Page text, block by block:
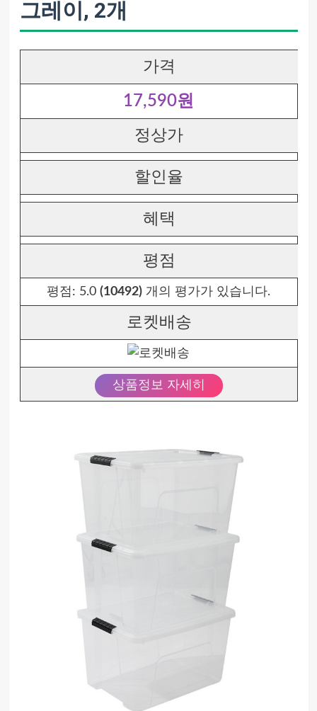
그레이, 2개
가격
17,590원
정상가
할인율
혜택
평점
평점: 5.0 (10492) 개의 평가가 있습니다.
로켓배송
상품정보 자세히